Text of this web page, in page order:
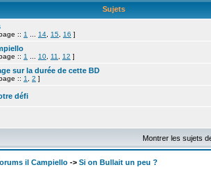
Sujets
:: 1 14 15 16 ]
:: 1 10 11 12 ]
sur la durée de cette BD
:: 1 2 ]
défi
Montrer les sujets
il Campiello -> Si on Bullait un peu ?